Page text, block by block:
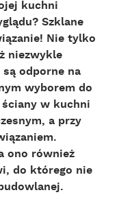
bo
ok
er
kuchni
Szklane
Nie tylko
niezwykle
odporne na
wyborem do
ściany w kuchni
a przy
ono również
do którego nie